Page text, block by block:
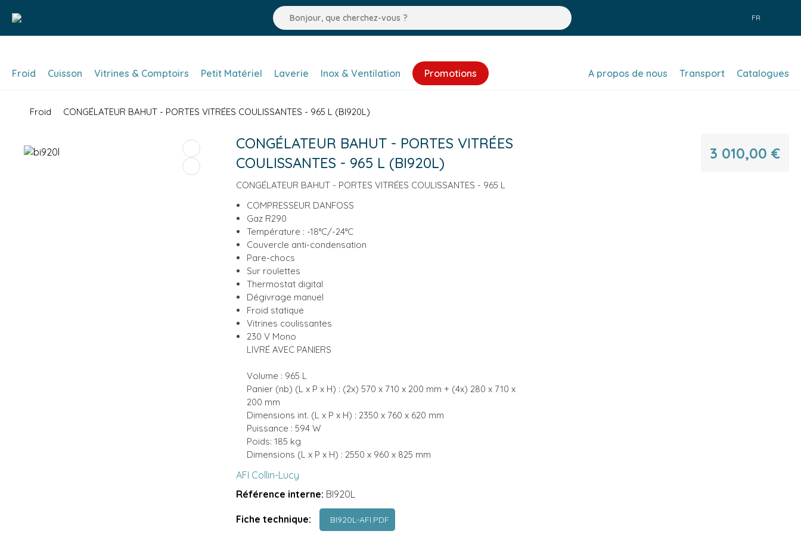
FR
Froid Cuisson Vitrines & Comptoirs Petit Matériel Laverie Inox & Ventilation Promotions A propos de nous Transport Catalogues
Froid CONGÉLATEUR BAHUT - PORTES VITRÉES COULISSANTES - 965 L (BI920L)
CONGÉLATEUR BAHUT - PORTES VITRÉES
COULISSANTES - 965 L (BI920L)
CONGÉLATEUR BAHUT - PORTES VITRÉES COULISSANTES - 965 L
COMPRESSEUR DANFOSS
Gaz R290
Température : -18°C/-24°C
Couvercle anti-condensation
Pare-chocs
Sur roulettes
Thermostat digital
Dégivrage manuel
Froid statique
Vitrines coulissantes
230 V Mono
LIVRÉ AVEC PANIERS
Volume : 965 L
Panier (nb) (L x P x H) : (2x) 570 x 710 x 200 mm + (4x) 280 x 710 x
200 mm
Dimensions int. (L x P x H) : 2350 x 760 x 620 mm
Puissance : 594 W
Poids: 185 kg
Dimensions (L x P x H) : 2550 x 960 x 825 mm
AFI Collin-Lucy
Référence interne: BI920L
Fiche technique: BI920L-AFI.PDF
3 010,00 €